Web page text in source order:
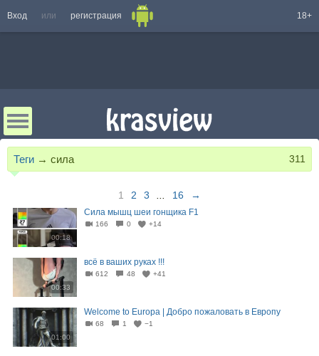
Вход или регистрация 18+
Теги → сила 311
1 2 3 16 →
00:18
Сила мышц шеи гонщика F1
166 0 +14
00:33
всё в ваших руках !!!
612 48 +41
01:00
Welcome to Europa | Добро пожаловать в Европу
68 1 −1